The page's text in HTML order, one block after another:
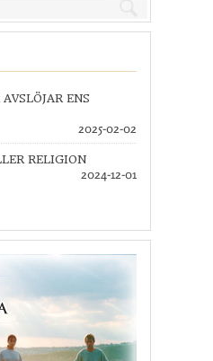
ENS
2025-02-02
RELIGION
2024-12-01